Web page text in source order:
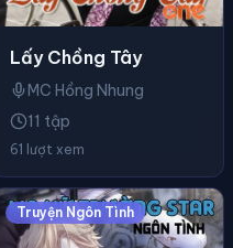
Lấy Chồng Tây
MC Hồng Nhung
11 tập
61 lượt xem
Truyện Ngôn Tình